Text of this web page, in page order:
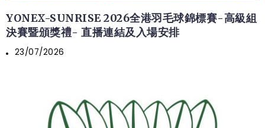
YONEX-SUNRISE 2026全港羽毛球錦標賽-高級組
決賽暨頒獎禮- 直播連結及入場安排
23/07/2026